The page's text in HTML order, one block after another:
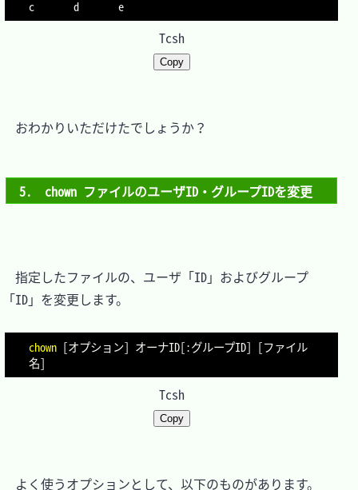
Tcsh
Copy
おわかりいただけたでしょうか？
5.　chown ファイルのユーザID・グループIDを変更
指定したファイルの、ユーザ「ID」およびグループ
「ID」を変更します。
chown [オプション] オーナID[:グループID] [ファイル
名]
Tcsh
Copy
よく使うオプションとして、以下のものがあります。